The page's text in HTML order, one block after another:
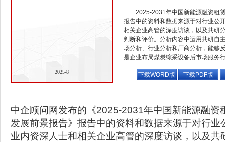
2025-8
2025-2031年中国新能源融资租
报告中的资料和数据来源于对行业公
相关企业高管的深度访谈，以及共研
判断和评价。分析内容中运用共研自
场分析、行业分析和厂商分析，能够
是企业布局煤炭综采设备后市场服务
下载WORD版 下载PDF版
中企顾问网发布的《2025-2031年中国新能源融资
发展前景报告》报告中的资料和数据来源于对行业
业内资深人士和相关企业高管的深度访谈，以及共